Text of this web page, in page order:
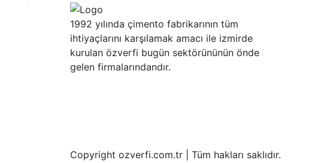
1992 yılında çimento fabrikarının tüm
ihtiyaçlarını karşılamak amacı ile izmirde
kurulan özverfi bugün sektörününün önde
gelen firmalarındandır.
Copyright ozverfi.com.tr | Tüm hakları saklıdır.